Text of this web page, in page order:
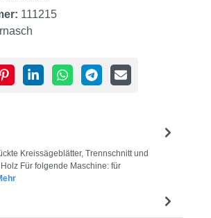
111215
Kreissägeblätter, Trennschnitt und
Für folgende Maschine: für